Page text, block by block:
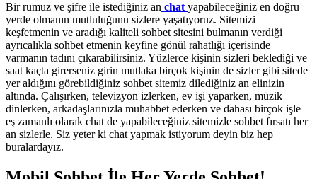
Bir rumuz ve şifre ile istediğiniz an chat yapabileceğiniz en doğru
yerde olmanın mutluluğunu sizlere yaşatıyoruz. Sitemizi
keşfetmenin ve aradığı kaliteli sohbet sitesini bulmanın verdiği
ayrıcalıkla sohbet etmenin keyfine gönül rahatlığı içerisinde
varmanın tadını çıkarabilirsiniz. Yüzlerce kişinin sizleri beklediği ve
saat kaçta girerseniz girin mutlaka birçok kişinin de sizler gibi sitede
yer aldığını görebildiğiniz sohbet sitemiz dilediğiniz an elinizin
altında. Çalışırken, televizyon izlerken, ev işi yaparken, müzik
dinlerken, arkadaşlarınızla muhabbet ederken ve dahası birçok işle
eş zamanlı olarak chat de yapabileceğiniz sitemizle sohbet fırsatı her
an sizlerle. Siz yeter ki chat yapmak istiyorum deyin biz hep
buralardayız.